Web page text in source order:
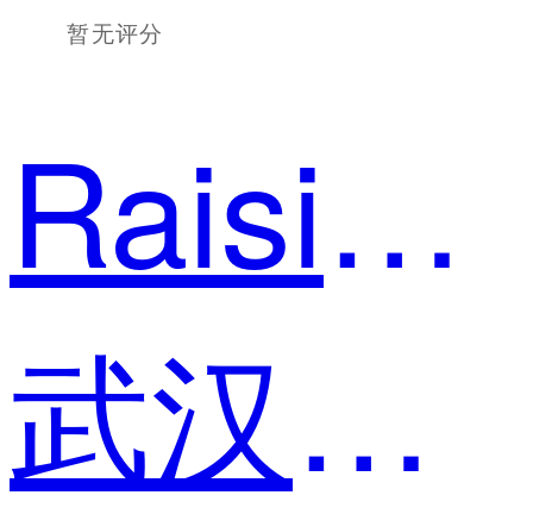
暂无评分
RaisinJia
武汉一览视界科技有限公司 内容运营